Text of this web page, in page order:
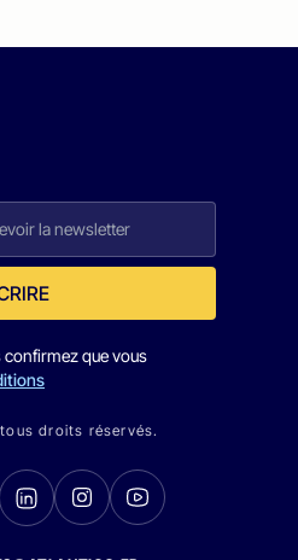
que vous
droits réservés.